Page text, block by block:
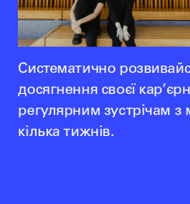
Систематично
досягнення своєї
регулярним зустрічам
кілька тижнів.